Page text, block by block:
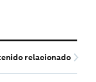
relacionado